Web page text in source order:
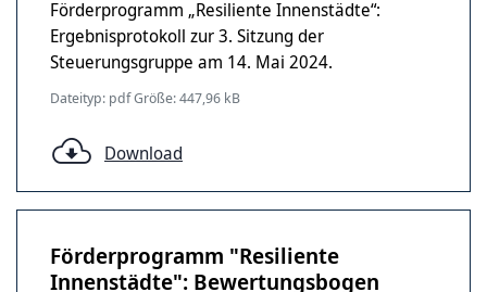
Förderprogramm „Resiliente Innenstädte“:
Ergebnisprotokoll zur 3. Sitzung der
Steuerungsgruppe am 14. Mai 2024.
Dateityp: pdf Größe: 447,96 kB
Download
Förderprogramm "Resiliente
Innenstädte": Bewertungsbogen